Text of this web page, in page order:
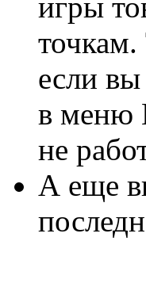
игры
точкам.
если вы
в меню
не
А еще